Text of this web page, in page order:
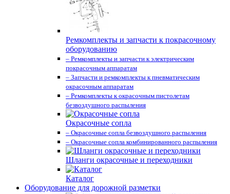
Ремкомплекты и запчасти к покрасочному
оборудованию
– Ремкомплекты и запчасти к электрическим
покрасочным аппаратам
– Запчасти и ремкомплекты к пневматическим
окрасочным аппаратам
– Ремкомплекты к окрасочным пистолетам
безвоздушного распыления
Окрасочные сопла
– Окрасочные сопла безвоздушного распыления
– Окрасочные сопла комбинированного распыления
Шланги окрасочные и переходники
Каталог
Оборудование для дорожной разметки